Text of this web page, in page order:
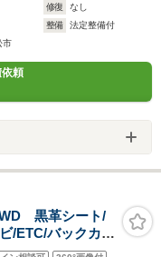
修復
なし
整備
法定整備付
市
頼
黒革シート/
/ETC/バックカメ
車線逸脱警